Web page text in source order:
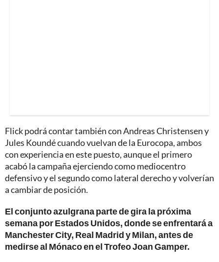
Flick podrá contar también con Andreas Christensen y
Jules Koundé cuando vuelvan de la Eurocopa, ambos
con experiencia en este puesto, aunque el primero
acabó la campaña ejerciendo como mediocentro
defensivo y el segundo como lateral derecho y volverían
a cambiar de posición.
El conjunto azulgrana parte de gira la próxima
semana por Estados Unidos, donde se enfrentará a
Manchester City, Real Madrid y Milan, antes de
medirse al Mónaco en el Trofeo Joan Gamper.